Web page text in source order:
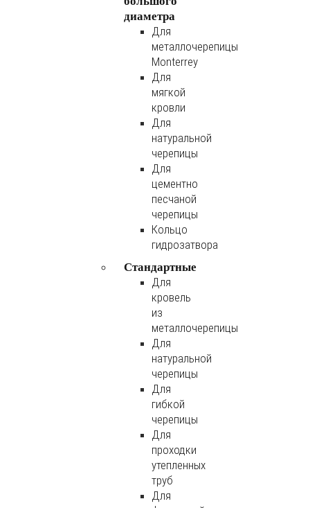
диаметра
Для
металлочерепицы
Monterrey
Для
мягкой
кровли
Для
натуральной
черепицы
Для
цементно
песчаной
черепицы
Кольцо
гидрозатвора
Стандартные
Для
кровель
из
металлочерепицы
Для
натуральной
черепицы
Для
гибкой
черепицы
Для
проходки
утепленных
труб
Для